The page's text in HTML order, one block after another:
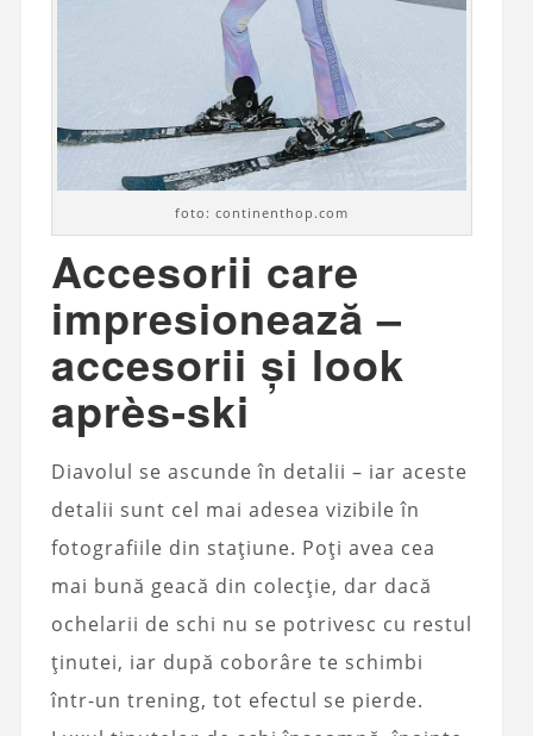
foto: continenthop.com
Accesorii care
impresionează –
accesorii și look
après‑ski
Diavolul se ascunde în detalii – iar aceste
detalii sunt cel mai adesea vizibile în
fotografiile din stațiune. Poți avea cea
mai bună geacă din colecție, dar dacă
ochelarii de schi nu se potrivesc cu restul
ținutei, iar după coborâre te schimbi
într-un trening, tot efectul se pierde.